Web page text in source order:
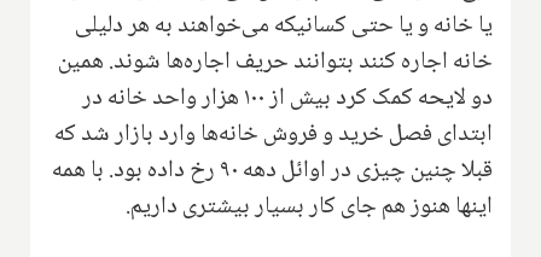
یا خانه و یا حتی کسانیکه می‌خواهند به هر دلیلی
خانه اجاره کنند بتوانند حریف اجاره‌ها شوند. همین
دو لایحه کمک کرد بیش از ۱۰۰ هزار واحد خانه در
ابتدای فصل خرید و فروش خانه‌ها وارد بازار شد که
قبلا چنین چیزی در اوائل دهه ۹۰ رخ داده بود. با همه
اینها هنوز هم جای کار بسیار بیشتری داریم.